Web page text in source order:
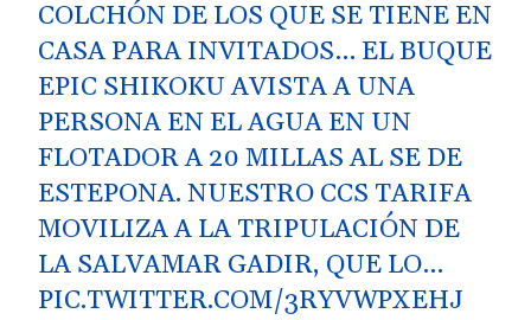
COLCHÓN DE LOS QUE SE TIENE EN
CASA PARA INVITADOS… EL BUQUE
EPIC SHIKOKU AVISTA A UNA
PERSONA EN EL AGUA EN UN
FLOTADOR A 20 MILLAS AL SE DE
ESTEPONA. NUESTRO CCS TARIFA
MOVILIZA A LA TRIPULACIÓN DE
LA SALVAMAR GADIR, QUE LO…
PIC.TWITTER.COM/3RYVWPXEHJ